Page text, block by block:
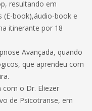
resultando em
(E-book),áudio-book e
itinerante por 18
Avançada, quando
que aprendeu com
com o Dr. Eliezer
de Psicotranse, em